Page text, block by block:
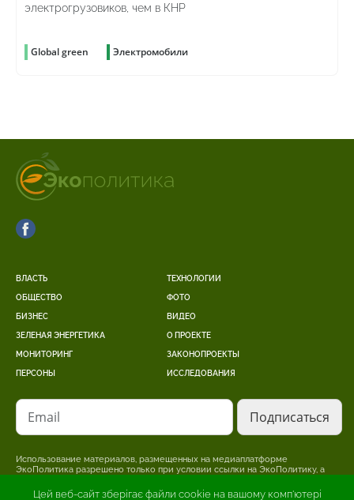
Цей веб-сайт зберігає файли cookie на вашому комп'ютері
электрогрузовиков, чем в КНР
Global green Электромобили
ВЛАСТЬ
ОБЩЕСТВО
БИЗНЕС
ЗЕЛЕНАЯ ЭНЕРГЕТИКА
МОНИТОРИНГ
ПЕРСОНЫ
ТЕХНОЛОГИИ
ФОТО
ВИДЕО
О ПРОЕКТЕ
ЗАКОНОПРОЕКТЫ
ИССЛЕДОВАНИЯ
Email
Использование материалов, размещенных на медиаплатформе
ЭкоПолитика разрешено только при условии ссылки на ЭкоПолитику, а
систем, гиперссылки на страницу, где размещен оригинальный материал.